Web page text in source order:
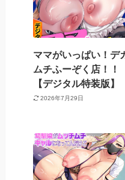
ママがいっぱい！デ
ムチふーぞく店！！
【デジタル特装版】
2026年7月29日